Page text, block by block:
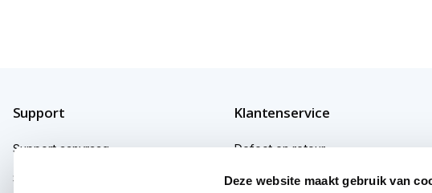
Deze website maakt gebruik van
Support
Support aanvraag
Support fabrikanten
Klantenservice
Defect en retour
Garantie